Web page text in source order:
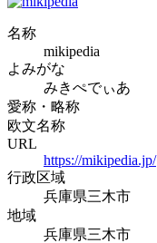
名称
mikipedia
よみがな
みきぺでぃあ
愛称・略称
欧文名称
URL
https://mikipedia.jp/
行政区域
兵庫県三木市
地域
兵庫県三木市